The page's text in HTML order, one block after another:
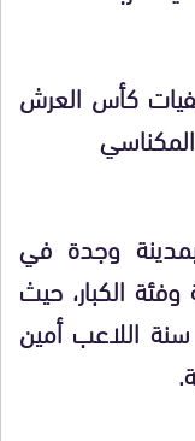
كأس العرش
وجدة في
فئتي أقل من17 سنة وفئة الكبار، حيث
فاز بالدوري في فئة اقل من 17 سنة اللاعب أمين